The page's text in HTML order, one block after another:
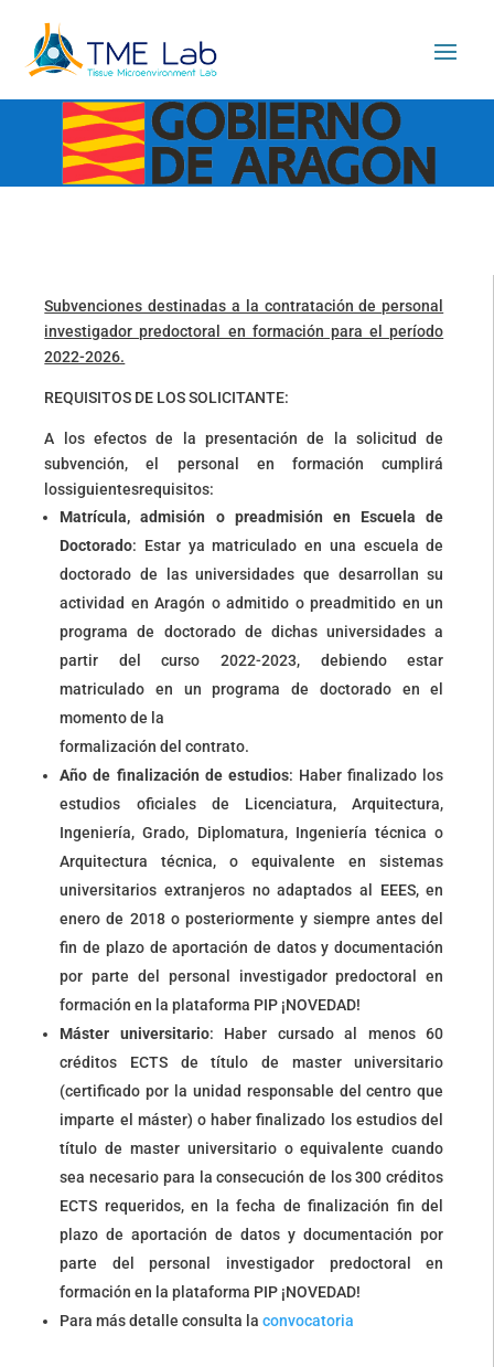
Subvenciones destinadas a la contratación de personal
investigador predoctoral en formación para el período
2022-2026.
REQUISITOS DE LOS SOLICITANTE:
A los efectos de la presentación de la solicitud de
subvención, el personal en formación cumplirá
lossiguientesrequisitos:
Matrícula, admisión o preadmisión en Escuela de
Doctorado: Estar ya matriculado en una escuela de
doctorado de las universidades que desarrollan su
actividad en Aragón o admitido o preadmitido en un
programa de doctorado de dichas universidades a
partir del curso 2022-2023, debiendo estar
matriculado en un programa de doctorado en el
momento de la
formalización del contrato.
Año de finalización de estudios: Haber finalizado los
estudios oficiales de Licenciatura, Arquitectura,
Ingeniería, Grado, Diplomatura, Ingeniería técnica o
Arquitectura técnica, o equivalente en sistemas
universitarios extranjeros no adaptados al EEES, en
enero de 2018 o posteriormente y siempre antes del
fin de plazo de aportación de datos y documentación
por parte del personal investigador predoctoral en
formación en la plataforma PIP ¡NOVEDAD!
Máster universitario: Haber cursado al menos 60
créditos ECTS de título de master universitario
(certificado por la unidad responsable del centro que
imparte el máster) o haber finalizado los estudios del
título de master universitario o equivalente cuando
sea necesario para la consecución de los 300 créditos
ECTS requeridos, en la fecha de finalización fin del
plazo de aportación de datos y documentación por
parte del personal investigador predoctoral en
formación en la plataforma PIP ¡NOVEDAD!
Para más detalle consulta la convocatoria